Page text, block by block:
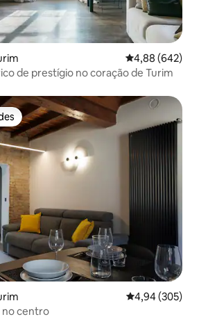
Classificação
4,88 (642)
de prestígio no coração de Turim
Classificação
4,94 (305)
no centro